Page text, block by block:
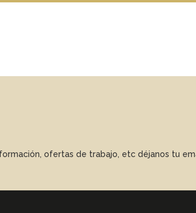
ofertas de trabajo, etc déjanos tu